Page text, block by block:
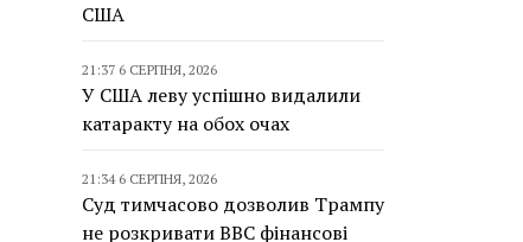
США
21:37 6 СЕРПНЯ, 2026
У США леву успішно видалили
катаракту на обох очах
21:34 6 СЕРПНЯ, 2026
Суд тимчасово дозволив Трампу
не розкривати BBC фінансові